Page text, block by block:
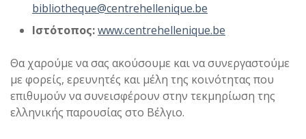
bibliotheque@centrehellenique.be
Ιστότοπος:www.centrehellenique.be
Θα χαρούμε να σας ακούσουμε και να συνεργαστούμε
με φορείς, ερευνητές και μέλη της κοινότητας που
επιθυμούν να συνεισφέρουν στην τεκμηρίωση της
ελληνικής παρουσίας στο Βέλγιο.